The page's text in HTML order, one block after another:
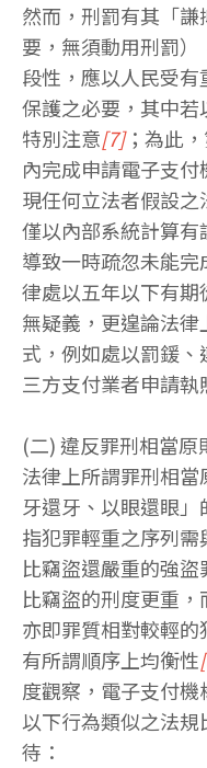
然而，刑罰有其「
要，無須動用刑罰
段性，應以人民受
保護之必要，其中
特別注意[7]；為此
內完成申請電子支
現任何立法者假設
僅以內部系統計算有
導致一時疏忽未能
律處以五年以下有
無疑義，更遑論法
式，例如處以罰鍰
三方支付業者申請執
(二) 違反罪刑相當原
法律上所謂罪刑相
牙還牙、以眼還眼
指犯罪輕重之序列
比竊盜還嚴重的強
比竊盜的刑度更重，
亦即罪質相對較輕
有所謂順序上均衡性
度觀察，電子支付
以下行為類似之法
待：